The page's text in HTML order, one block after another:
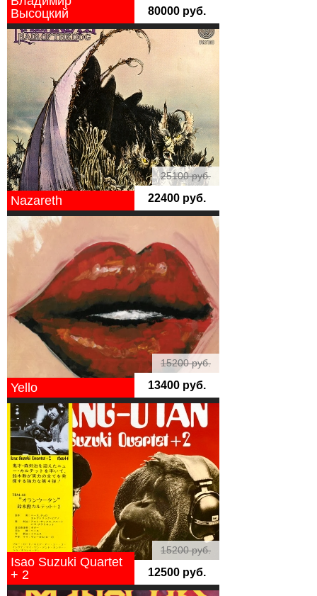
Высоцкий
80000 руб.
25100 руб.
Nazareth 22400 руб.
15200 руб.
Yello 13400 руб.
15200 руб.
Isao Suzuki Quartet
+ 2
12500 руб.